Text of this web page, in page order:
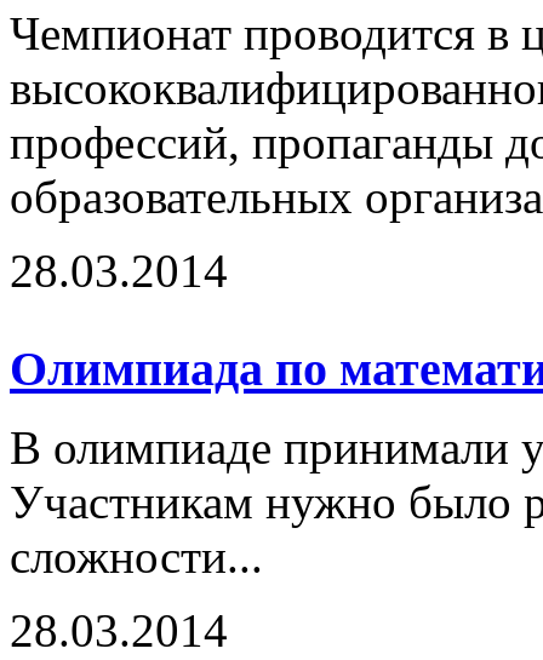
Чемпионат проводится в
профессий, пропаганды
образовательных
28.03.2014
Олимпиада по
В олимпиаде принимали
Участникам нужно было
сложности...
28.03.2014